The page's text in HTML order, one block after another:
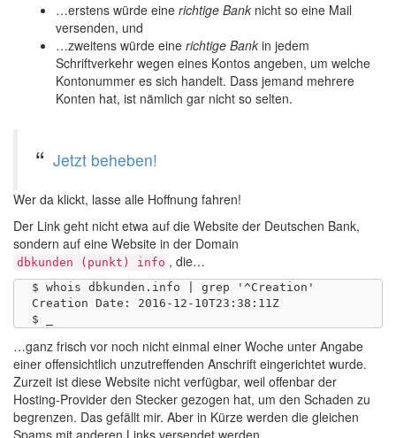
…erstens würde eine richtige Bank nicht so eine Mail
versenden, und
…zweitens würde eine richtige Bank in jedem
Schriftverkehr wegen eines Kontos angeben, um welche
Kontonummer es sich handelt. Dass jemand mehrere
Konten hat, ist nämlich gar nicht so selten.
Jetzt beheben!
Wer da klickt, lasse alle Hoffnung fahren!
Der Link geht nicht etwa auf die Website der Deutschen Bank,
sondern auf eine Website in der Domain
dbkunden (punkt) info , die…
$ whois dbkunden.info | grep '^Creation'
Creation Date: 2016-12-10T23:38:11Z
…ganz frisch vor noch nicht einmal einer Woche unter Angabe
einer offensichtlich unzutreffenden Anschrift eingerichtet wurde.
Zurzeit ist diese Website nicht verfügbar, weil offenbar der
Hosting-Provider den Stecker gezogen hat, um den Schaden zu
begrenzen. Das gefällt mir. Aber in Kürze werden die gleichen
Spams mit anderen Links versendet werden.